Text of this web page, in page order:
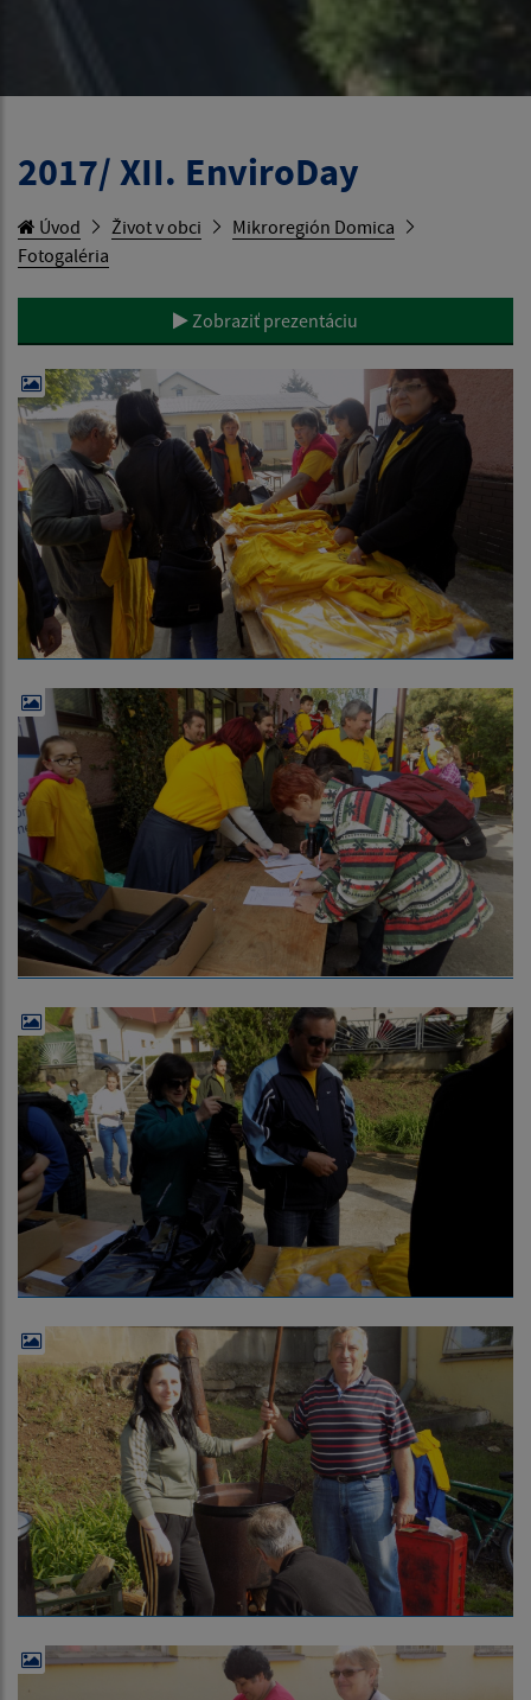
2017/ XII. EnviroDay
Úvod Život v obci
Mikroregión Domica
Fotogaléria
Zobraziť prezentáciu